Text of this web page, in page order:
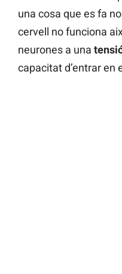
una cosa que es fa
cervell no funciona
neurones a una
capacitat d’entrar en